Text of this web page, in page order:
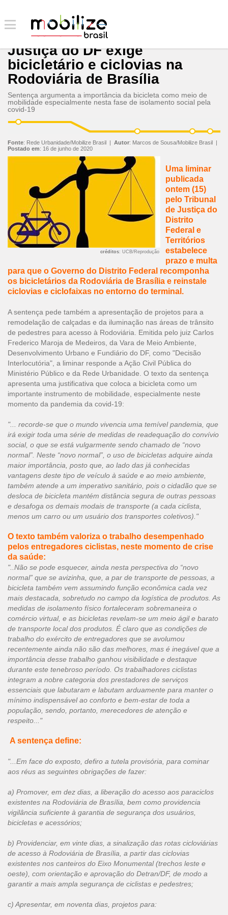
Justiça do DF exige
bicicletário e ciclovias na
Rodoviária de Brasília
Sentença argumenta a importância da bicicleta como meio de
mobilidade especialmente nesta fase de isolamento social pela
covid-19
Fonte: Rede Urbanidade/Mobilize Brasil | Autor: Marcos de Sousa/Mobilize Brasil |
Postado em: 16 de junho de 2020
créditos: UCB/Reprodução
Uma liminar
publicada
ontem (15)
pelo Tribunal
de Justiça do
Distrito
Federal e
Territórios
estabelece
prazo e multa
para que o Governo do Distrito Federal recomponha
os bicicletários da Rodoviária de Brasília e reinstale
ciclovias e ciclofaixas no entorno do terminal.
A sentença pede também a apresentação de projetos para a
remodelação de calçadas e da iluminação nas áreas de trânsito
de pedestres para acesso à Rodoviária. Emitida pelo juiz Carlos
Frederico Maroja de Medeiros, da Vara de Meio Ambiente,
Desenvolvimento Urbano e Fundiário do DF, como "Decisão
Interlocutória", a liminar responde a Ação Civil Pública do
Ministério Público e da Rede Urbanidade . O texto da sentença
apresenta uma justificativa que coloca a bicicleta como um
importante instrumento de mobilidade, especialmente neste
momento da pandemia da covid-19:
"... recorde-se que o mundo vivencia uma temível pandemia, que
irá exigir toda uma série de medidas de readequação do convívio
social, o que se está vulgarmente sendo chamado de “novo
normal”. Neste “novo normal”, o uso de bicicletas adquire ainda
maior importância, posto que, ao lado das já conhecidas
vantagens deste tipo de veículo à saúde e ao meio ambiente,
também atende a um imperativo sanitário, pois o cidadão que se
desloca de bicicleta mantém distância segura de outras pessoas
e desafoga os demais modais de transporte (a cada ciclista,
menos um carro ou um usuário dos transportes coletivos)."
O texto também valoriza o trabalho desempenhado
pelos entregadores ciclistas, neste momento de crise
da saúde:
"..Não se pode esquecer, ainda nesta perspectiva do “novo
normal” que se avizinha, que, a par de transporte de pessoas, a
bicicleta também vem assumindo função econômica cada vez
mais destacada, sobretudo no campo da logística de produtos. As
medidas de isolamento físico fortaleceram sobremaneira o
comércio virtual, e as bicicletas revelam-se um meio ágil e barato
de transporte local dos produtos. É claro que as condições de
trabalho do exército de entregadores que se avolumou
recentemente ainda não são das melhores, mas é inegável que a
importância desse trabalho ganhou visibilidade e destaque
durante este tenebroso período. Os trabalhadores ciclistas
integram a nobre categoria dos prestadores de serviços
essenciais que labutaram e labutam arduamente para manter o
mínimo indispensável ao conforto e bem-estar de toda a
população, sendo, portanto, merecedores de atenção e
respeito..."
A sentença define:
"...Em face do exposto, defiro a tutela provisória, para cominar
aos réus as seguintes obrigações de fazer:
a) Promover, em dez dias, a liberação do acesso aos paraciclos
existentes na Rodoviária de Brasília, bem como providencia
vigilância suficiente à garantia de segurança dos usuários,
bicicletas e acessórios;
b) Providenciar, em vinte dias, a sinalização das rotas cicloviárias
de acesso à Rodoviária de Brasília, a partir das ciclovias
existentes nos canteiros do Eixo Monumental (trechos leste e
oeste), com orientação e aprovação do Detran/DF, de modo a
garantir a mais ampla segurança de ciclistas e pedestres;
c) Apresentar, em noventa dias, projetos para: